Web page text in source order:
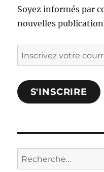
Soyez informés par
nouvelles
Inscrivez
votre
courriel
et
S'INSCRIRE
Rechercher :